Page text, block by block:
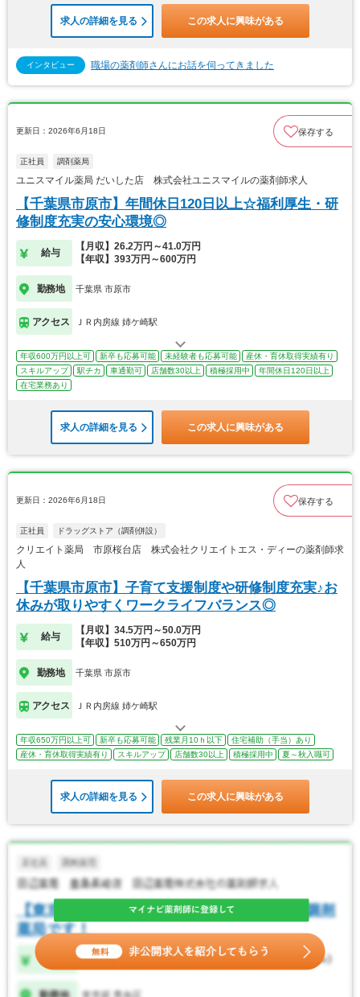
求人の詳細を見る この求人に興味がある
インタビュー 職場の薬剤師さんにお話を伺ってきました
更新日：2026年6月18日 保存する
正社員 調剤薬局
ユニスマイル薬局 だいした店 株式会社ユニスマイルの薬剤師求人
【千葉県市原市】年間休日120日以上☆福利厚生・研
修制度充実の安心環境◎
給与
【月収】26.2万円～41.0万円
【年収】393万円～600万円
勤務地 千葉県 市原市
アクセス ＪＲ内房線 姉ケ崎駅
年収600万円以上可 新卒も応募可能 未経験者も応募可能
産休・育休取得実績有り
スキルアップ
駅チカ 車通勤可 店舗数30以上 積極採用中
年間休日120日以上
在宅業務あり
求人の詳細を見る この求人に興味がある
更新日：2026年6月18日 保存する
正社員 ドラッグストア（調剤併設）
クリエイト薬局 市原桜台店 株式会社クリエイトエス・ディーの薬剤師求
人
【千葉県市原市】子育て支援制度や研修制度充実♪お
休みが取りやすくワークライフバランス◎
給与
【月収】34.5万円～50.0万円
【年収】510万円～650万円
勤務地 千葉県 市原市
アクセス ＪＲ内房線 姉ケ崎駅
年収650万円以上可 新卒も応募可能 残業月10ｈ以下
住宅補助（手当）あり
産休・育休取得実績有り
スキルアップ 店舗数30以上 積極採用中 夏～秋入職可
求人の詳細を見る この求人に興味がある